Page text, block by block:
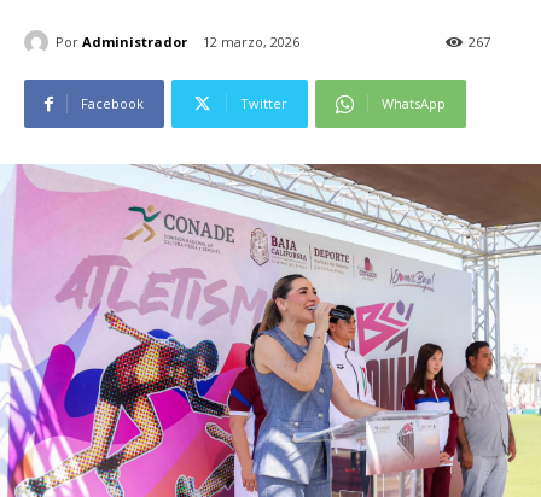
Por Administrador 12 marzo, 2026 267
Facebook Twitter WhatsApp